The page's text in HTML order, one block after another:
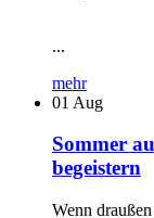
...
mehr
01 Aug
Sommer
begeistern
Wenn